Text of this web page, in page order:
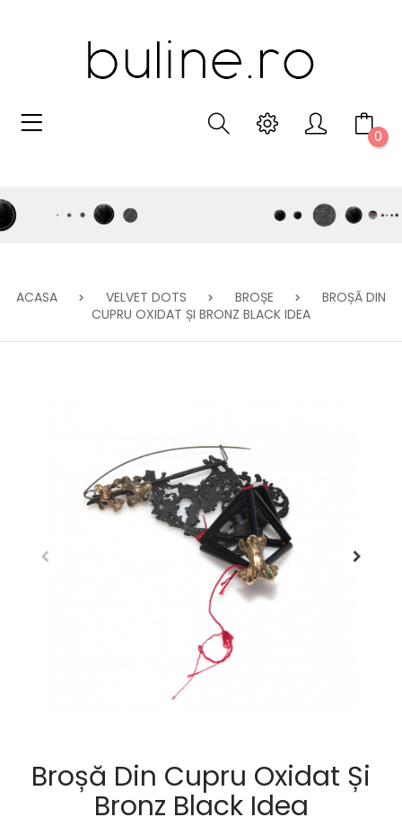
0
ACASA VELVET DOTS BROȘE
BROȘĂ DIN
CUPRU OXIDAT ȘI BRONZ BLACK IDEA
Broșă Din Cupru Oxidat Și
Bronz Black Idea